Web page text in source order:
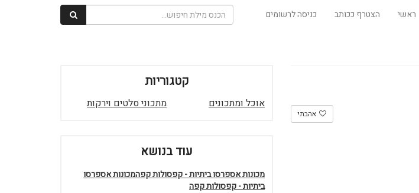
ראשי הצטרף ככותב כניסה לרשומים
אהבתי
קטגוריות
אוכל ומתכונים מתכוני סלטים וירקות
עוד בנושא
מכונות אספרסו ביתיות - קפסולות קפהמכונות אספרסו
ביתיות - קפסולות קפה